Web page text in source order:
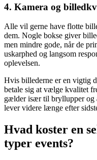
4. Kamera og
Alle vil gerne have flotte
dem. Nogle bokse giver
men mindre gode, når de
uskarphed og langsom
oplevelsen.
Hvis billederne er en vigtig
betale sig at vælge kvalitet
gælder især til bryllupper og
lever videre længe efter
Hvad koster en
typer events?